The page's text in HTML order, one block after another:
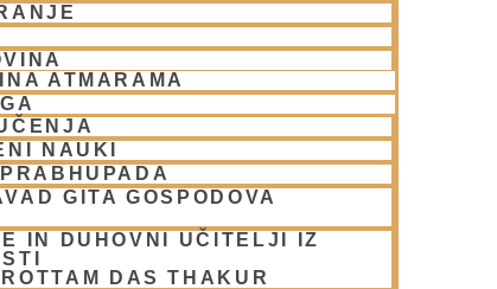
ATMARAMA
NAUKI
GITA GOSPODOVA
IN DUHOVNI UČITELJI IZ
DAS THAKUR
(9)